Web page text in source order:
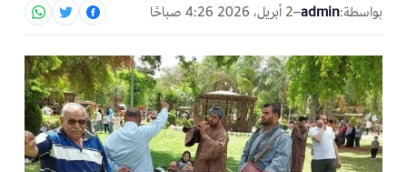
بواسطة:admin
–2 أبريل، 2026 4:26 صباحًا